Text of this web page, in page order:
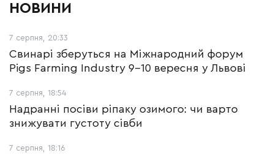
НОВИНИ
7 серпня, 20:33
Свинарі зберуться на Міжнародний форум
Pigs Farming Industry 9-10 вересня у Львові
7 серпня, 18:54
Надранні посіви ріпаку озимого: чи варто
знижувати густоту сівби
7 серпня, 18:16